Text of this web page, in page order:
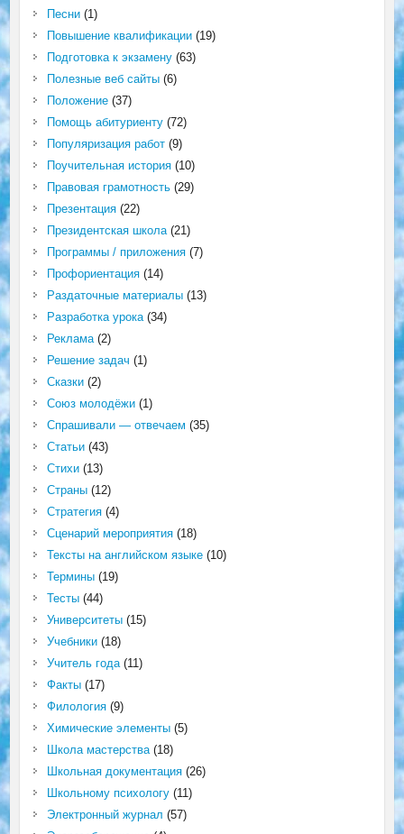
Песни(1)
Повышение квалификации(19)
Подготовка к экзамену(63)
Полезные веб сайты(6)
Положение(37)
Помощь абитуриенту(72)
Популяризация работ(9)
Поучительная история(10)
Правовая грамотность(29)
Презентация(22)
Президентская школа(21)
Программы / приложения(7)
Профориентация(14)
Раздаточные материалы(13)
Разработка урока(34)
Реклама(2)
Решение задач (1)
Сказки(2)
Союз молодёжи(1)
Спрашивали — отвечаем (35)
Статьи(43)
Стихи(13)
Страны(12)
Стратегия(4)
Сценарий мероприятия(18)
Тексты на английском языке(10)
Термины(19)
Тесты(44)
Университеты(15)
Учебники(18)
Учитель года(11)
Факты(17)
Филология(9)
Химические элементы(5)
Школа мастерства(18)
Школьная документация(26)
Школьному психологу(11)
Электронный журнал (57)